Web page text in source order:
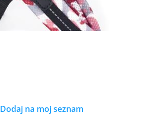
Dodaj na moj seznam